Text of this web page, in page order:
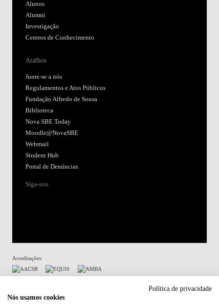
Alunos
Alumni
Investigação
Centros de Conhecimento
Atalhos
Junte-se a nós
Regulamentos e Atos Públicos
Fundação Alfredo de Sousa
Biblioteca
Nova SBE Today
Moodle@NovaSBE
Webmail
Student Hub
Portal de Denúncias
Siga-nos
Acreditações:
Política de privacidade
Nós usamos cookies